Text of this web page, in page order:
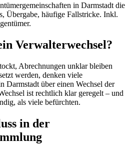
in Darmstadt die
Übergabe, häufige Fallstricke. Inkl.
Verwalterwechsel?
Abrechnungen unklar bleiben
werden, denken viele
Darmstadt über einen Wechsel der
ist rechtlich klar geregelt – und
als viele befürchten.
in der